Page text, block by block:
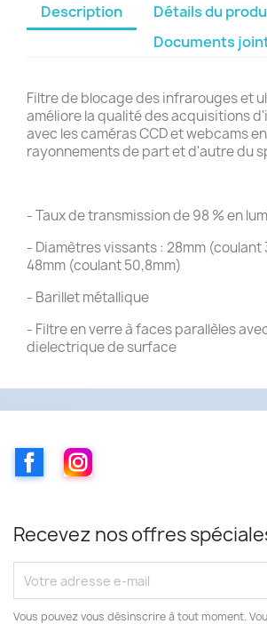
Description
Détails du
Documents
Filtre de blocage des infrarouges et
améliore la qualité des acquisitions
avec les caméras CCD et webcams
rayonnements de part et d'autre du
- Taux de transmission de 98 % en
- Diamètres vissants : 28mm (coulant
48mm (coulant 50,8mm)
- Barillet métallique
- Filtre en verre à faces parallèles
dielectrique de surface
FacebookInstagram
Recevez nos offres
Vous pouvez vous désinscrire à tout moment.